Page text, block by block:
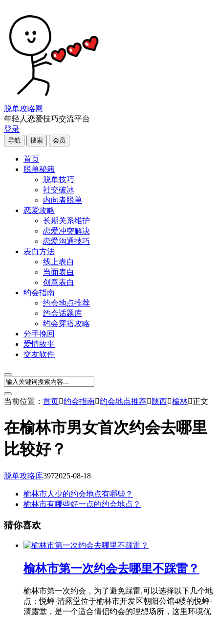
脱单攻略网
年轻人恋爱技巧交流平台
登录
导航 搜索 会员
首页
脱单秘籍
脱单技巧
社交破冰
内向者脱单
恋爱攻略
长期关系维护
恋爱冲突解决
恋爱沟通技巧
表白方法
线上表白
当面表白
创意表白
约会指南
约会地点推荐
约会话题库
约会穿搭攻略
分手挽回
爱情故事
交友软件
当前位置： 首页约会指南约会地点推荐 陕西榆林正文
在榆林市男女首次约会去哪里
比较好？
脱单攻略库3972025-08-18
榆林市人少的约会地点有哪些？
榆林市有哪些好一点的约会地点？
猜你喜欢
榆林市第一次约会去哪里不踩雷？
榆林市第一次约会，为了避免踩雷,可以选择以下几个地
点：悦蝉·清露堂位于榆林市开发区朝阳公馆4楼的悦蝉·
清露堂，是一个适合情侣约会的理想场所，这里环境优